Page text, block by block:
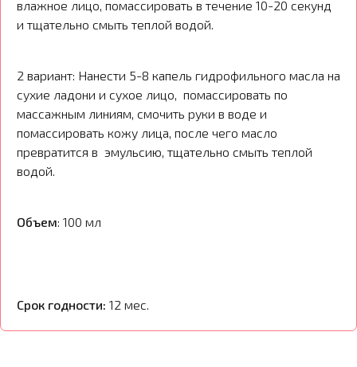
влажное лицо, помассировать в течение 10-20 секунд
и тщательно смыть теплой водой.
2 вариант: Нанести 5-8 капель гидрофильного масла на
сухие ладони и сухое лицо, помассировать по
массажным линиям, смочить руки в воде и
помассировать кожу лица, после чего масло
превратится в эмульсию, тщательно смыть теплой
водой.
Объем: 100 мл
Срок годности: 12 мес.